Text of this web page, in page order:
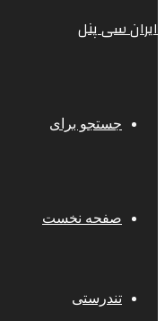
ایران سی پنل
جستجو برای
صفحه نخست
تندرستی